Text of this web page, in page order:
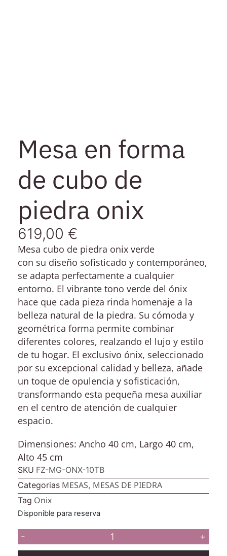
Mesa en forma
de cubo de
piedra onix
619,00 €
Mesa cubo de piedra onix verde
con su diseño sofisticado y contemporáneo,
se adapta perfectamente a cualquier
entorno. El vibrante tono verde del ónix
hace que cada pieza rinda homenaje a la
belleza natural de la piedra. Su cómoda y
geométrica forma permite combinar
diferentes colores, realzando el lujo y estilo
de tu hogar. El exclusivo ónix, seleccionado
por su excepcional calidad y belleza, añade
un toque de opulencia y sofisticación,
transformando esta pequeña mesa auxiliar
en el centro de atención de cualquier
espacio.
Dimensiones: Ancho 40 cm, Largo 40 cm,
Alto 45 cm
SKU FZ-MG-ONX-10TB
Categorias MESAS, MESAS DE PIEDRA
Tag Onix
Disponible para reserva
- +